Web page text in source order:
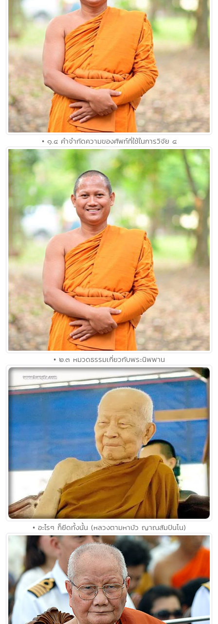
• ๑.๔ คำจำกัดความของศัพท์ที่ใช้ในการวิจัย ๔
• ๒.๓ หมวดธรรมเกี่ยวกับพระนิพพาน
• อะไรๆ ก็ยีดทั้งนั้น (หลวงตามหาบัว ญาณสัมปันโน)